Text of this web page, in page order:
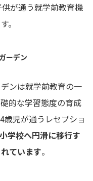
が通う就学前教育機
。
ーデン
ンは就学前教育の一
的な学習態度の育成
歳児が通うレセプショ
小学校へ円滑に移行す
ています。